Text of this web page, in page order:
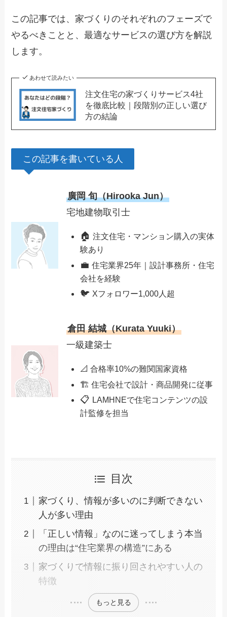
この記事では、家づくりのそれぞれのフェーズで
やるべきことと、最適なサービスの選び方を解説
します。
あわせて読みたい
注文住宅の家づくりサービス4社
を徹底比較｜段階別の正しい選び
方の結論
この記事を書いている人
廣岡 旬（Hirooka Jun）
宅地建物取引士
🏠注文住宅・マンション購入の実体
験あり
💼住宅業界25年｜設計事務所・住宅
会社を経験
🐦Xフォロワー1,000人超
倉田 結城（Kurata Yuuki）
一級建築士
📐 合格率10%の難関国家資格
🏗️ 住宅会社で設計・商品開発に従事
📋 LAMHNEで住宅コンテンツの設
計監修を担当
目次
家づくり、情報が多いのに判断できない
人が多い理由
「正しい情報」なのに迷ってしまう本当
の理由は“住宅業界の構造”にある
家づくりで情報に振り回されやすい人の
特徴
もっと見る